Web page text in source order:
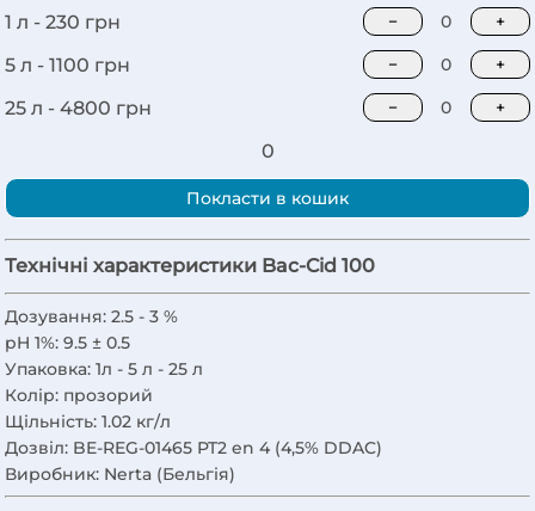
1 л -230 грн − 0 +
5 л -1100 грн − 0 +
25 л -4800 грн − 0 +
0
Покласти в кошик
Технічні характеристики Bac-Cid 100
Дозування:2.5 - 3 %
pH 1%:9.5 ± 0.5
Упаковка:1л - 5 л - 25 л
Колір: прозорий
Щільність:1.02 кг/л
Дозвіл: BE-REG-01465 PT2 en 4 (4,5% DDAC)
Виробник: Nerta (Бельгія)